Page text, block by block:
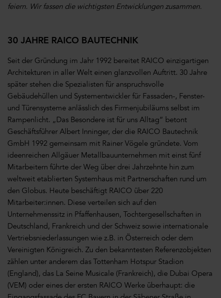
feiern. Wir fassen die wichtigsten Entwicklungen zusammen.
30 JAHRE RAICO BAUTECHNIK
Seit der Gründung im Jahr 1992 bereitet RAICO einzigartigen
Architekturen in aller Welt einen glanzvollen Auftritt. 30 Jahre
später stehen die Spezialisten für anspruchsvolle
Gebäudehüllen und Systementwickler für Fassaden-, Fenster-
und Türensysteme anlässlich des Firmenjubiläums selbst im
Rampenlicht. „Das Besondere ist für uns Alltag“ betont
Geschäftsführer Albert Inninger, der die RAICO Bautechnik
GmbH 1992 gemeinsam mit Rainer Vögele gründete. Vom
ideenreichen Allgäuer Metallbauunternehmen mit einst fünf
Mitarbeitern führte der Weg über drei Jahrzehnte hin zum
weltweit etablierten Systemhaus mit Partnerschaften rund um
den Globus. Heute beschäftigt RAICO über 220
Mitarbeiter:innen. Diese verteilen sich auf den
Unternehmenssitz in Pfaffenhausen, Tochtergesellschaften in
Deutschland, Frankreich und der Schweiz sowie internationale
Vertriebsniederlassungen wie z.B. in Österreich oder dem
Vereinigten Königreich. Zu den bekanntesten Referenzobjekten
zählen unter anderem das Tottenham Hotspur Stadion
(England), das La Seine Musicale (Frankreich), die Dubai Opera
(VEM) oder eines der ersten RAICO Werke überhaupt: die